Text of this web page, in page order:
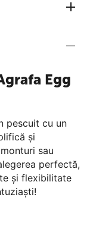
Egg
pescuit cu un
și
sau
perfectă,
și flexibilitate